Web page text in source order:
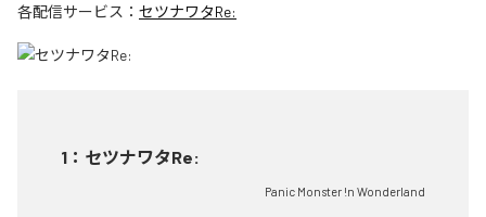
各配信サービス： セツナワタRe:
1 ： セツナワタRe:
Panic Monster !n Wonderland